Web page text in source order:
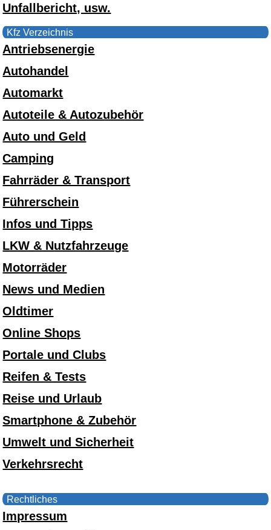
Unfallbericht, usw.
Kfz Verzeichnis
Antriebsenergie
Autohandel
Automarkt
Autoteile & Autozubehör
Auto und Geld
Camping
Fahrräder & Transport
Führerschein
Infos und Tipps
LKW & Nutzfahrzeuge
Motorräder
News und Medien
Oldtimer
Online Shops
Portale und Clubs
Reifen & Tests
Reise und Urlaub
Smartphone & Zubehör
Umwelt und Sicherheit
Verkehrsrecht
Rechtliches
Impressum